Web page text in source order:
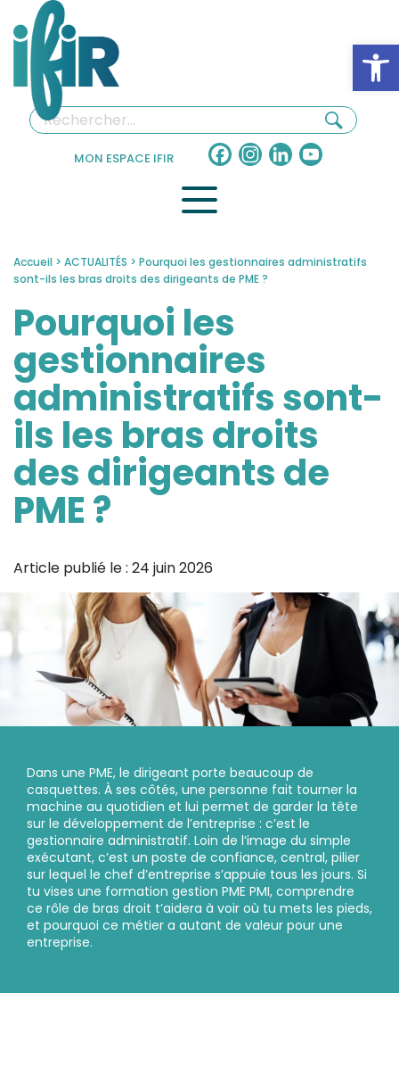
MON ESPACE IFIR Facebook
Instagram
LinkedInYouTube
Accueil > ACTUALITÉS > Pourquoi les gestionnaires administratifs
sont-ils les bras droits des dirigeants de PME ?
Pourquoi les
gestionnaires
administratifs sont-
ils les bras droits
des dirigeants de
PME ?
Article publié le : 24 juin 2026
Dans une PME, le dirigeant porte beaucoup de
casquettes. À ses côtés, une personne fait tourner la
machine au quotidien et lui permet de garder la tête
sur le développement de l’entreprise : c’est le
gestionnaire administratif. Loin de l’image du simple
exécutant, c’est un poste de confiance, central, pilier
sur lequel le chef d’entreprise s’appuie tous les jours. Si
tu vises une formation gestion PME PMI, comprendre
ce rôle de bras droit t’aidera à voir où tu mets les pieds,
et pourquoi ce métier a autant de valeur pour une
entreprise.
Panneau de gestion des cookies